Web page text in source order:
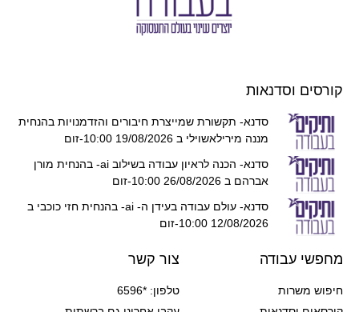
קורסים וסדנאות
סדנא- תקשורת שמייצרת חיבורים והזדמנויות בהנחית
מננה מירילאשוילי ב 19/08/2026 10:00-זום
סדנא- הכנה לראיון עבודה בשילוב ai- בהנחית מורן
אברהם ב 26/08/2026 10:00-זום
סדנא- עולם עבודה בעידן ה- ai- בהנחית חזי כוכבי ב
12/08/2026 10:00-זום
מחפשי עבודה
חיפוש משרות
צור קשר
טלפון: *6596